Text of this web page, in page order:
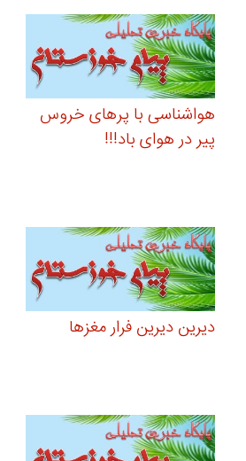
هواشناسی با پرهای خروس
پیر در هوای باد!!!
دیرین دیرین فرار مغزها